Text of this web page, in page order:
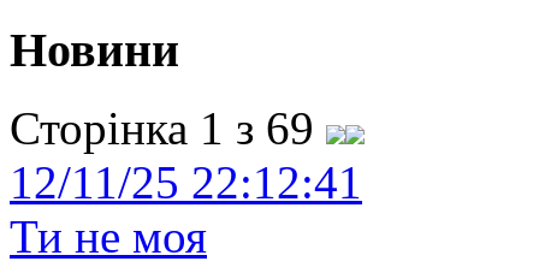
Новини
Сторінка 1 з 69
12/11/25 22:12:41
Ти не моя